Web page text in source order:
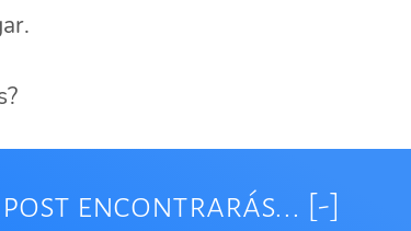
post encontrarás...